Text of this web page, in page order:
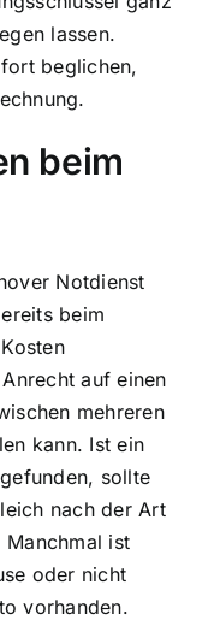
lassen.
beglichen,
beim
Notdienst
beim
auf einen
mehreren
kann. Ist ein
sollte
nach der Art
ist
oder nicht
vorhanden.